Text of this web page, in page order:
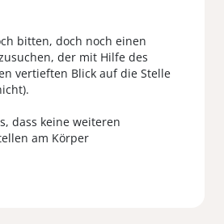
bitten, doch noch einen
der mit Hilfe des
vertieften Blick auf die Stelle
dass keine weiteren
am Körper